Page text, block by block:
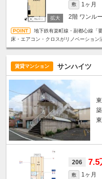
敷 1ヶ月
2階 ワンル
地下鉄有楽町線・副都心線「
床・エアコン・クロスがリノベーション
賃貸マンション サンハイツ
206 7.5
敷 1ヶ月